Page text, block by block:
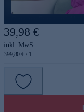
39,98 €
inkl. MwSt.
399,80 € / 1 l